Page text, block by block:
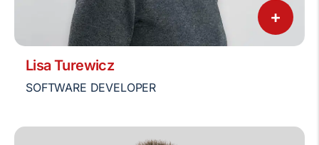
+
Lisa Turewicz
SOFTWARE DEVELOPER